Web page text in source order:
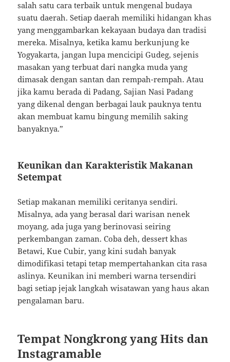
salah satu cara terbaik untuk mengenal budaya
suatu daerah. Setiap daerah memiliki hidangan khas
yang menggambarkan kekayaan budaya dan tradisi
mereka. Misalnya, ketika kamu berkunjung ke
Yogyakarta, jangan lupa mencicipi Gudeg, sejenis
masakan yang terbuat dari nangka muda yang
dimasak dengan santan dan rempah-rempah. Atau
jika kamu berada di Padang, Sajian Nasi Padang
yang dikenal dengan berbagai lauk pauknya tentu
akan membuat kamu bingung memilih saking
banyaknya.”
Keunikan dan Karakteristik Makanan
Setempat
Setiap makanan memiliki ceritanya sendiri.
Misalnya, ada yang berasal dari warisan nenek
moyang, ada juga yang berinovasi seiring
perkembangan zaman. Coba deh, dessert khas
Betawi, Kue Cubir, yang kini sudah banyak
dimodifikasi tetapi tetap mempertahankan cita rasa
aslinya. Keunikan ini memberi warna tersendiri
bagi setiap jejak langkah wisatawan yang haus akan
pengalaman baru.
Tempat Nongkrong yang Hits dan
Instagramable